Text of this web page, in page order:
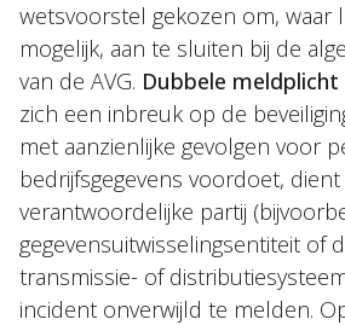
wetsvoorstel gekozen om, waar
mogelijk, aan te sluiten bij de
van de AVG. Dubbele
zich een inbreuk op de
met aanzienlijke gevolgen voor
bedrijfsgegevens voordoet,
verantwoordelijke partij
gegevensuitwisselingsentiteit of
transmissie- of
incident onverwijld te melden.